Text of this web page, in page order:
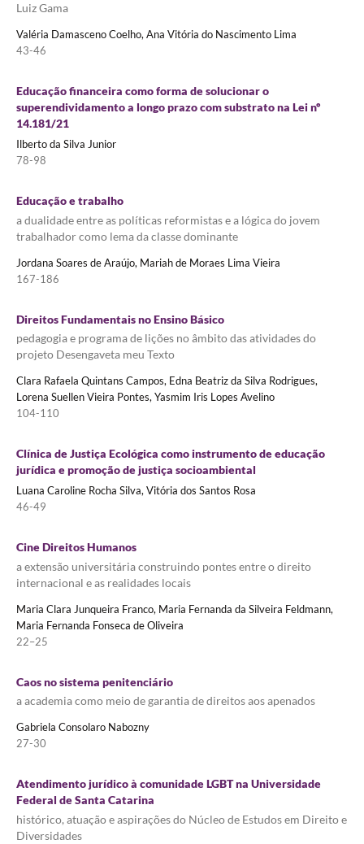
Luiz Gama
Valéria Damasceno Coelho, Ana Vitória do Nascimento Lima
43-46
Educação financeira como forma de solucionar o
superendividamento a longo prazo com substrato na Lei nº
14.181/21
Ilberto da Silva Junior
78-98
Educação e trabalho
a dualidade entre as políticas reformistas e a lógica do jovem
trabalhador como lema da classe dominante
Jordana Soares de Araújo, Mariah de Moraes Lima Vieira
167-186
Direitos Fundamentais no Ensino Básico
pedagogia e programa de lições no âmbito das atividades do
projeto Desengaveta meu Texto
Clara Rafaela Quintans Campos, Edna Beatriz da Silva Rodrigues,
Lorena Suellen Vieira Pontes, Yasmim Iris Lopes Avelino
104-110
Clínica de Justiça Ecológica como instrumento de educação
jurídica e promoção de justiça socioambiental
Luana Caroline Rocha Silva, Vitória dos Santos Rosa
46-49
Cine Direitos Humanos
a extensão universitária construindo pontes entre o direito
internacional e as realidades locais
Maria Clara Junqueira Franco, Maria Fernanda da Silveira Feldmann,
Maria Fernanda Fonseca de Oliveira
22–25
Caos no sistema penitenciário
a academia como meio de garantia de direitos aos apenados
Gabriela Consolaro Nabozny
27-30
Atendimento jurídico à comunidade LGBT na Universidade
Federal de Santa Catarina
histórico, atuação e aspirações do Núcleo de Estudos em Direito e
Diversidades